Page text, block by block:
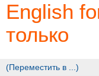
English
только